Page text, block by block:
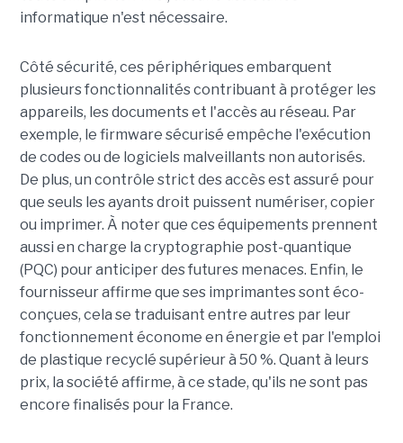
informatique n'est nécessaire.
Côté sécurité, ces périphériques embarquent
plusieurs fonctionnalités contribuant à protéger les
appareils, les documents et l'accès au réseau. Par
exemple, le firmware sécurisé empêche l'exécution
de codes ou de logiciels malveillants non autorisés.
De plus, un contrôle strict des accès est assuré pour
que seuls les ayants droit puissent numériser, copier
ou imprimer. À noter que ces équipements prennent
aussi en charge la cryptographie post-quantique
(PQC) pour anticiper des futures menaces. Enfin, le
fournisseur affirme que ses imprimantes sont éco-
conçues, cela se traduisant entre autres par leur
fonctionnement économe en énergie et par l'emploi
de plastique recyclé supérieur à 50 %. Quant à leurs
prix, la société affirme, à ce stade, qu'ils ne sont pas
encore finalisés pour la France.